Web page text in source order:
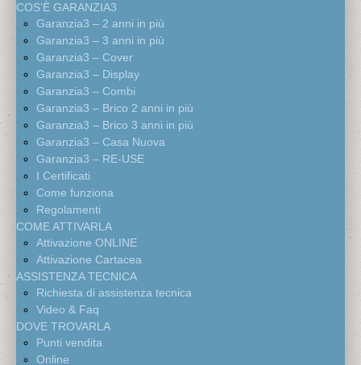
COS’È GARANZIA3
Garanzia3 – 2 anni in più
Garanzia3 – 3 anni in più
Garanzia3 – Cover
Garanzia3 – Display
Garanzia3 – Combi
Garanzia3 – Brico 2 anni in più
Garanzia3 – Brico 3 anni in più
Garanzia3 – Casa Nuova
Garanzia3 – RE-USE
I Certificati
Come funziona
Regolamenti
COME ATTIVARLA
Attivazione ONLINE
Attivazione Cartacea
ASSISTENZA TECNICA
Richiesta di assistenza tecnica
Video & Faq
DOVE TROVARLA
Punti vendita
Online